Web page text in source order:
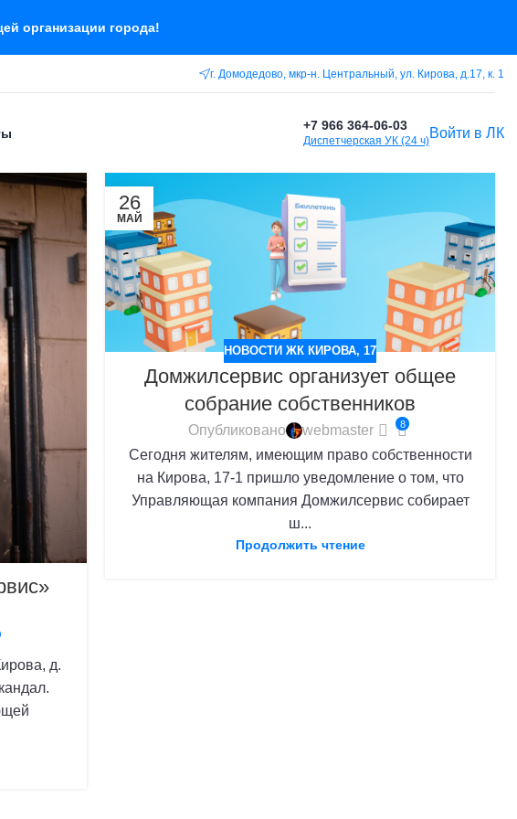
организации города!
г. Домодедово, мкр-н. Центральный, ул. Кирова, д.17, к. 1
+7 966 364-06-03
Диспетчерская УК (24 ч)Войти в ЛК
д.
26
МАЙ
НОВОСТИ ЖК КИРОВА, 17
Домжилсервис организует общее
собрание собственников
Опубликовано webmaster 8
Сегодня жителям, имеющим право собственности
на Кирова, 17-1 пришло уведомление о том, что
Управляющая компания Домжилсервис собирает
ш...
Продолжить чтение